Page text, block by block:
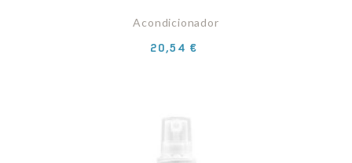
Acondicionador
Precio
20,54 €